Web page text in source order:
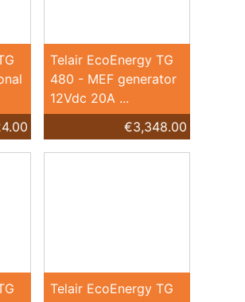
Telair EcoEnergy TG
480 - MEF generator
12Vdc 20A ...
€3,348.00
Telair EcoEnergy TG